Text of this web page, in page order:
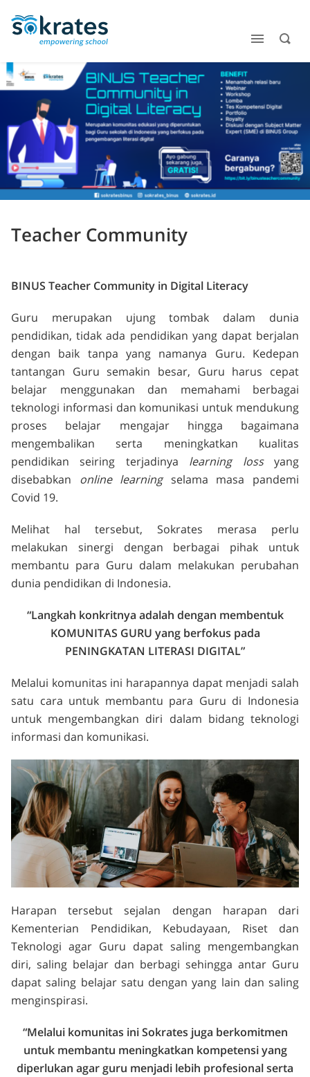
Teacher Community
BINUS Teacher Community in Digital Literacy
Guru merupakan ujung tombak dalam dunia
pendidikan, tidak ada pendidikan yang dapat berjalan
dengan baik tanpa yang namanya Guru. Kedepan
tantangan Guru semakin besar, Guru harus cepat
belajar menggunakan dan memahami berbagai
teknologi informasi dan komunikasi untuk mendukung
proses belajar mengajar hingga bagaimana
mengembalikan serta meningkatkan kualitas
pendidikan seiring terjadinya learning lossyang
disebabkan online learningselama masa pandemi
Covid 19.
Melihat hal tersebut, Sokrates merasa perlu
melakukan sinergi dengan berbagai pihak untuk
membantu para Guru dalam melakukan perubahan
dunia pendidikan di Indonesia.
“Langkah konkritnya adalah dengan membentuk
KOMUNITAS GURU yang berfokus pada
PENINGKATAN LITERASI DIGITAL”
Melalui komunitas ini harapannya dapat menjadi salah
satu cara untuk membantu para Guru di Indonesia
untuk mengembangkan diri dalam bidang teknologi
informasi dan komunikasi.
Harapan tersebut sejalan dengan harapan dari
Kementerian Pendidikan, Kebudayaan, Riset dan
Teknologi agar Guru dapat saling mengembangkan
diri, saling belajar dan berbagi sehingga antar Guru
dapat saling belajar satu dengan yang lain dan saling
menginspirasi.
“Melalui komunitas ini Sokrates juga berkomitmen
untuk membantu meningkatkan kompetensi yang
diperlukan agar guru menjadi lebih profesional serta